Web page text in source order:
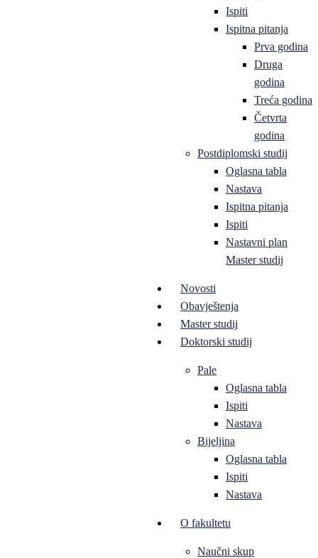
Ispiti
Ispitna pitanja
Prva godina
Druga
godina
Treća godina
Četvrta
godina
Postdiplomski studij
Oglasna tabla
Nastava
Ispitna pitanja
Ispiti
Nastavni plan
Master studij
Novosti
Obavještenja
Master studij
Doktorski studij
Pale
Oglasna tabla
Ispiti
Nastava
Bijeljina
Oglasna tabla
Ispiti
Nastava
O fakultetu
Naučni skup